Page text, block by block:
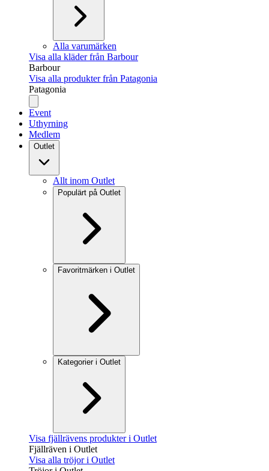
Alla varumärken
Visa alla kläder från Barbour
Barbour
Visa alla produkter från Patagonia
Patagonia
Event
Uthyrning
Medlem
Outlet
Allt inom Outlet
Populärt på Outlet
Favoritmärken i Outlet
Kategorier i Outlet
Visa fjällrävens produkter i Outlet
Fjällräven i Outlet
Visa alla tröjor i Outlet